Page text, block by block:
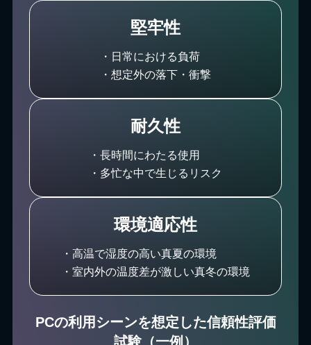
堅牢性
・日常における負荷
・想定外の落下・衝撃
耐久性
・長時間にわたる使用
・多忙な中で生じるリスク
環境適応性
・高温で湿度の高い真夏の環境
・室内外の温度差が激しい真冬の環境
PCの利用シーンを想定した信頼性評価
試験（一例）